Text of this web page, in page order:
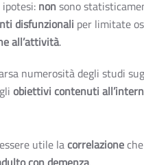
nonsono
disfunzionali per limitate
all’attività.
numerosità degli studi
obiettivi contenuti
utile lacorrelazione